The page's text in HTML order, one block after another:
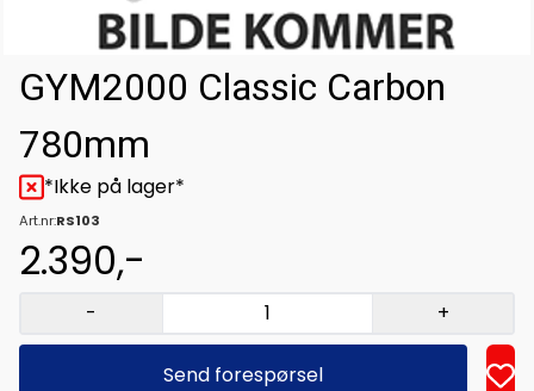
GYM2000 Classic Carbon
780mm
*Ikke på lager*
Art.nr:RS103
2.390,-
- +
Send forespørsel